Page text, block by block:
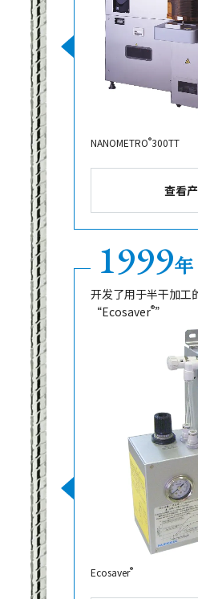
NANOMETRO®300TT
查看
1999年
开发了用于半干加工
“Ecosaver®”
Ecosaver®